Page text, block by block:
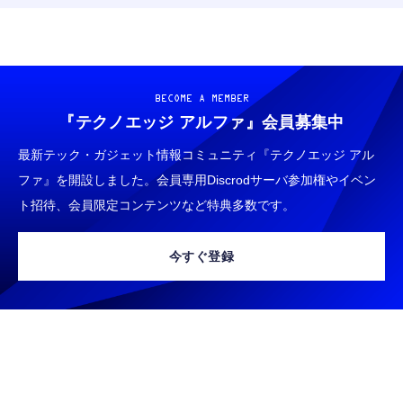
BECOME A MEMBER
『テクノエッジ アルファ』 会員募集中
最新テック・ガジェット情報コミュニティ『テクノエッジ アル
ファ』を開設しました。会員専用Discrodサーバ参加権やイベン
ト招待、会員限定コンテンツなど特典多数です。
今すぐ登録